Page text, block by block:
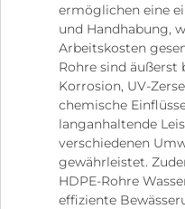
ermöglichen eine
und Handhabung,
Arbeitskosten
Rohre sind äußerst
Korrosion, UV-
chemische
langanhaltende
verschiedenen
gewährleistet.
HDPE-Rohre
effiziente